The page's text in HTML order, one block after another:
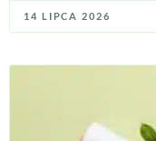
14 LIPCA 2026